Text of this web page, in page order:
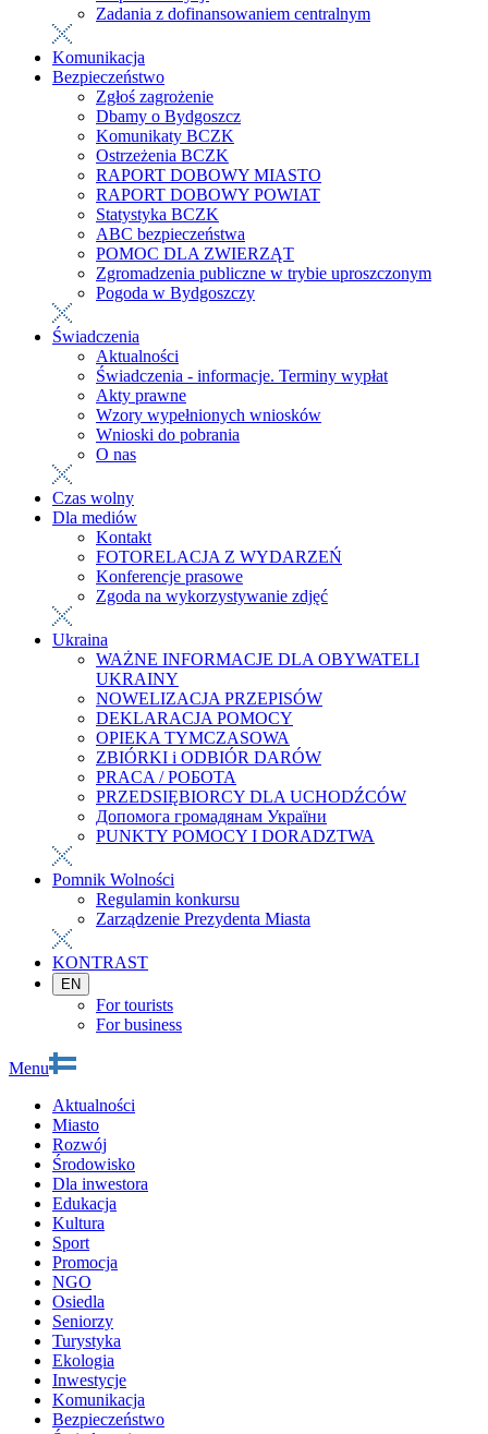
Zadania z dofinansowaniem centralnym
Komunikacja
Bezpieczeństwo
Zgłoś zagrożenie
Dbamy o Bydgoszcz
Komunikaty BCZK
Ostrzeżenia BCZK
RAPORT DOBOWY MIASTO
RAPORT DOBOWY POWIAT
Statystyka BCZK
ABC bezpieczeństwa
POMOC DLA ZWIERZĄT
Zgromadzenia publiczne w trybie uproszczonym
Pogoda w Bydgoszczy
Świadczenia
Aktualności
Świadczenia - informacje. Terminy wypłat
Akty prawne
Wzory wypełnionych wniosków
Wnioski do pobrania
O nas
Czas wolny
Dla mediów
Kontakt
FOTORELACJA Z WYDARZEŃ
Konferencje prasowe
Zgoda na wykorzystywanie zdjęć
Ukraina
WAŻNE INFORMACJE DLA OBYWATELI
UKRAINY
NOWELIZACJA PRZEPISÓW
DEKLARACJA POMOCY
OPIEKA TYMCZASOWA
ZBIÓRKI i ODBIÓR DARÓW
PRACA / РОБОТА
PRZEDSIĘBIORCY DLA UCHODŹCÓW
Допомога громадянам України
PUNKTY POMOCY I DORADZTWA
Pomnik Wolności
Regulamin konkursu
Zarządzenie Prezydenta Miasta
KONTRAST
EN
For tourists
For business
Menu
Aktualności
Miasto
Rozwój
Środowisko
Dla inwestora
Edukacja
Kultura
Sport
Promocja
NGO
Osiedla
Seniorzy
Turystyka
Ekologia
Inwestycje
Komunikacja
Bezpieczeństwo